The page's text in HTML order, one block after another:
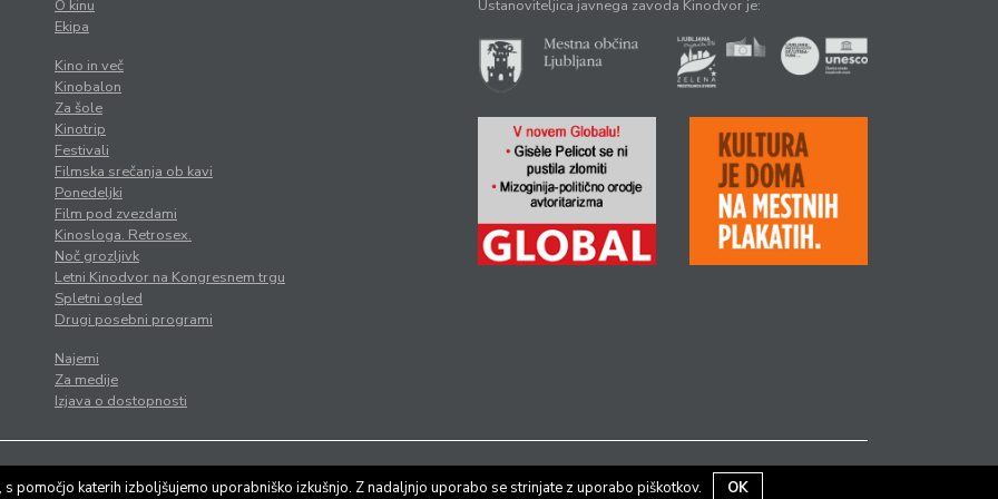
O kinu
Ekipa
Kino in več
Kinobalon
Za šole
Kinotrip
Festivali
Filmska srečanja ob kavi
Ponedeljki
Film pod zvezdami
Kinosloga. Retrosex.
Noč grozljivk
Letni Kinodvor na Kongresnem trgu
Spletni ogled
Drugi posebni programi
Najemi
Za medije
Izjava o dostopnosti
Ustanoviteljica javnega zavoda Kinodvor je:
|Varstvo osebnih podatkov
pomočjo katerih izboljšujemo uporabniško izkušnjo. Z nadaljnjo uporabo se strinjate z uporabo piškotkov. OK